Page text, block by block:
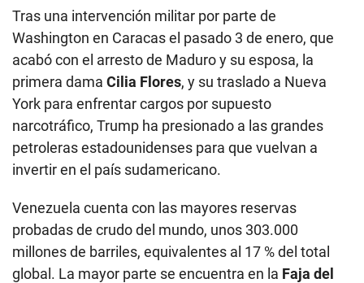
Tras una intervención militar por parte de
Washington en Caracas el pasado 3 de enero, que
acabó con el arresto de Maduro y su esposa, la
primera dama Cilia Flores, y su traslado a Nueva
York para enfrentar cargos por supuesto
narcotráfico, Trump ha presionado a las grandes
petroleras estadounidenses para que vuelvan a
invertir en el país sudamericano.
Venezuela cuenta con las mayores reservas
probadas de crudo del mundo, unos 303.000
millones de barriles, equivalentes al 17 % del total
global. La mayor parte se encuentra en la Faja del